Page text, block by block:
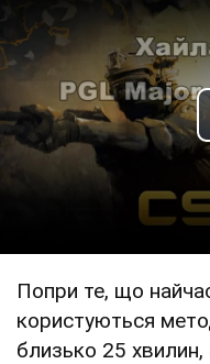
Попри те, що
користуються
близько 25